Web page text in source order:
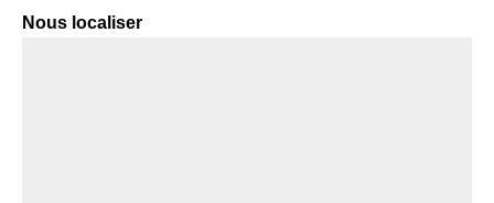
Nous localiser